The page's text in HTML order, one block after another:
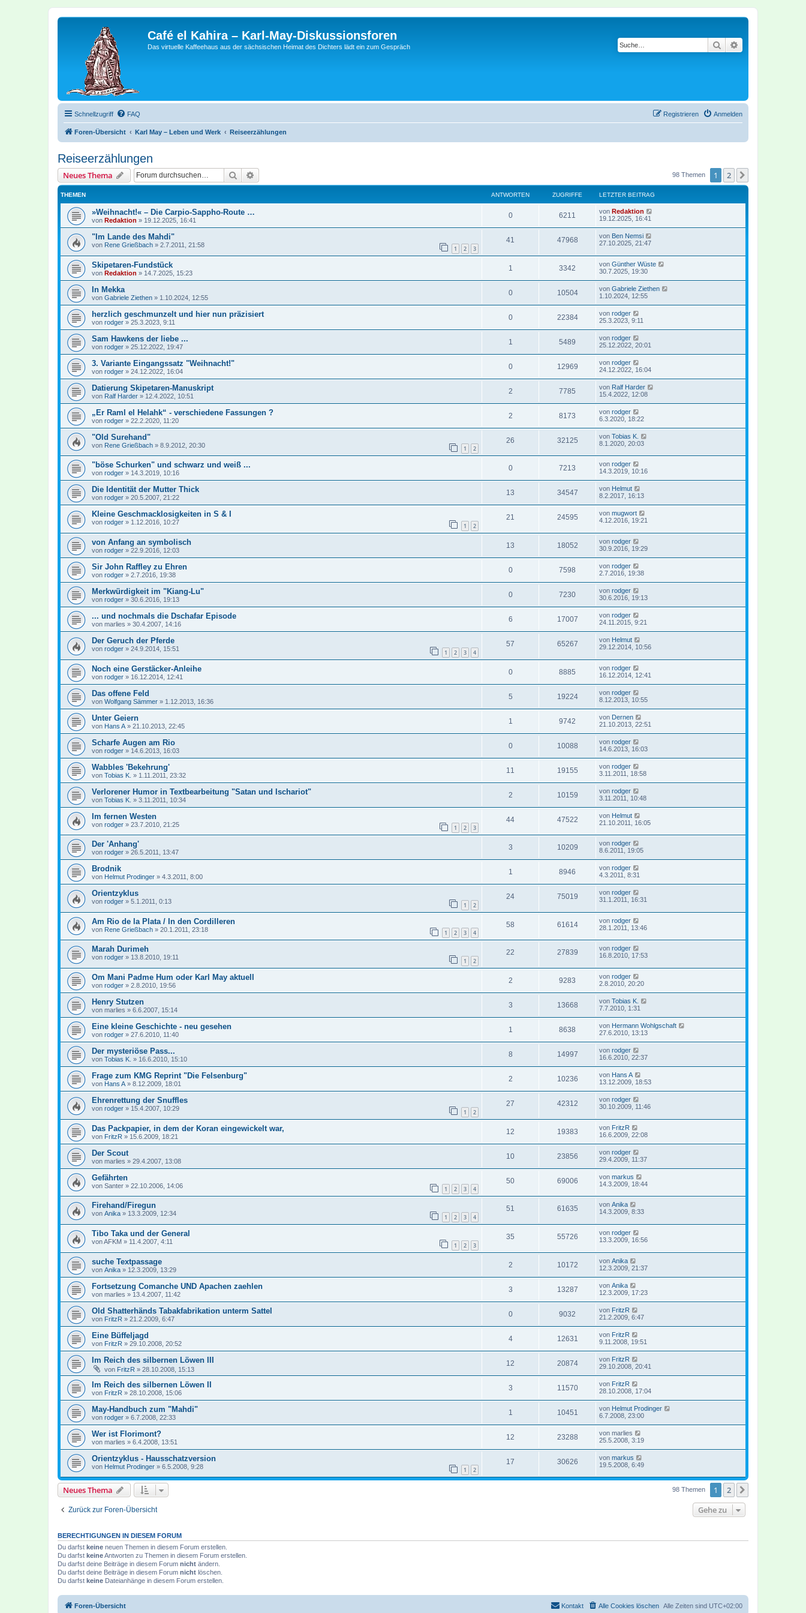
Café el Kahira – Karl-May-Diskussionsforen
Das virtuelle Kaffeehaus aus der sächsischen Heimat des Dichters lädt ein zum Gespräch Suche
Schnellzugriff FAQ Anmelden
Registrieren
Foren-Übersicht Karl May – Leben und Werk Reiseerzählungen
Reiseerzählungen
Neues Thema Suche 98 Themen 1 2
THEMEN ANTWORTEN ZUGRIFFE LETZTER BEITRAG
»Weihnacht!« – Die Carpio-Sappho-Route …
von Redaktion » 19.12.2025, 16:41
0 6211 von Redaktion
19.12.2025, 16:41
"Im Lande des Mahdi"
von Rene Grießbach » 2.7.2011, 21:58 1 2 3
41 47968 von Ben Nemsi
27.10.2025, 21:47
Skipetaren-Fundstück
von Redaktion » 14.7.2025, 15:23
1 3342 von Günther Wüste
30.7.2025, 19:30
In Mekka
von Gabriele Ziethen » 1.10.2024, 12:55
0 10504 von Gabriele Ziethen
1.10.2024, 12:55
herzlich geschmunzelt und hier nun präzisiert
von rodger » 25.3.2023, 9:11
0 22384 von rodger
25.3.2023, 9:11
Sam Hawkens der liebe ...
von rodger » 25.12.2022, 19:47
1 5489 von rodger
25.12.2022, 20:01
3. Variante Eingangssatz "Weihnacht!"
von rodger » 24.12.2022, 16:04
0 12969 von rodger
24.12.2022, 16:04
Datierung Skipetaren-Manuskript
von Ralf Harder » 12.4.2022, 10:51
2 7785 von Ralf Harder
15.4.2022, 12:08
„Er Raml el Helahk“ - verschiedene Fassungen ?
von rodger » 22.2.2020, 11:20
2 8173 von rodger
6.3.2020, 18:22
"Old Surehand"
von Rene Grießbach » 8.9.2012, 20:30 1 2
26 32125 von Tobias K.
8.1.2020, 20:03
"böse Schurken" und schwarz und weiß ...
von rodger » 14.3.2019, 10:16
0 7213 von rodger
14.3.2019, 10:16
Die Identität der Mutter Thick
von rodger » 20.5.2007, 21:22
13 34547 von Helmut
8.2.2017, 16:13
Kleine Geschmacklosigkeiten in S & I
von rodger » 1.12.2016, 10:27 1 2
21 24595 von mugwort
4.12.2016, 19:21
von Anfang an symbolisch
von rodger » 22.9.2016, 12:03
13 18052 von rodger
30.9.2016, 19:29
Sir John Raffley zu Ehren
von rodger » 2.7.2016, 19:38
0 7598 von rodger
2.7.2016, 19:38
Merkwürdigkeit im "Kiang-Lu"
von rodger » 30.6.2016, 19:13
0 7230 von rodger
30.6.2016, 19:13
... und nochmals die Dschafar Episode
von marlies » 30.4.2007, 14:16
6 17007 von rodger
24.11.2015, 9:21
Der Geruch der Pferde
von rodger » 24.9.2014, 15:51 1 2 3 4
57 65267 von Helmut
29.12.2014, 10:56
Noch eine Gerstäcker-Anleihe
von rodger » 16.12.2014, 12:41
0 8885 von rodger
16.12.2014, 12:41
Das offene Feld
von Wolfgang Sämmer » 1.12.2013, 16:36
5 19224 von rodger
8.12.2013, 10:55
Unter Geiern
von Hans A » 21.10.2013, 22:45
1 9742 von Dernen
21.10.2013, 22:51
Scharfe Augen am Rio
von rodger » 14.6.2013, 16:03
0 10088 von rodger
14.6.2013, 16:03
Wabbles 'Bekehrung'
von Tobias K. » 1.11.2011, 23:32
11 19155 von rodger
3.11.2011, 18:58
Verlorener Humor in Textbearbeitung "Satan und Ischariot"
von Tobias K. » 3.11.2011, 10:34
2 10159 von rodger
3.11.2011, 10:48
Im fernen Westen
von rodger » 23.7.2010, 21:25 1 2 3
44 47522 von Helmut
21.10.2011, 16:05
Der 'Anhang'
von rodger » 26.5.2011, 13:47
3 10209 von rodger
8.6.2011, 19:05
Brodnik
von Helmut Prodinger » 4.3.2011, 8:00
1 8946 von rodger
4.3.2011, 8:31
Orientzyklus
von rodger » 5.1.2011, 0:13 1 2
24 75019 von rodger
31.1.2011, 16:31
Am Rio de la Plata / In den Cordilleren
von Rene Grießbach » 20.1.2011, 23:18 1 2 3 4
58 61614 von rodger
28.1.2011, 13:46
Marah Durimeh
von rodger » 13.8.2010, 19:11 1 2
22 27839 von rodger
16.8.2010, 17:53
Om Mani Padme Hum oder Karl May aktuell
von rodger » 2.8.2010, 19:56
2 9283 von rodger
2.8.2010, 20:20
Henry Stutzen
von marlies » 6.6.2007, 15:14
3 13668 von Tobias K.
7.7.2010, 1:31
Eine kleine Geschichte - neu gesehen
von rodger » 27.6.2010, 11:40
1 8638 von Hermann Wohlgschaft
27.6.2010, 13:13
Der mysteriöse Pass...
von Tobias K. » 16.6.2010, 15:10
8 14997 von rodger
16.6.2010, 22:37
Frage zum KMG Reprint "Die Felsenburg"
von Hans A » 8.12.2009, 18:01
2 10236 von Hans A
13.12.2009, 18:53
Ehrenrettung der Snuffles
von rodger » 15.4.2007, 10:29 1 2
27 42312 von rodger
30.10.2009, 11:46
Das Packpapier, in dem der Koran eingewickelt war,
von FritzR » 15.6.2009, 18:21
12 19383 von FritzR
16.6.2009, 22:08
Der Scout
von marlies » 29.4.2007, 13:08
10 23856 von rodger
29.4.2009, 11:37
Gefährten
von Santer » 22.10.2006, 14:06 1 2 3 4
50 69006 von markus
14.3.2009, 18:44
Firehand/Firegun
von Anika » 13.3.2009, 12:34 1 2 3 4
51 61635 von Anika
14.3.2009, 8:33
Tibo Taka und der General
vonAFKM » 11.4.2007, 4:11 1 2 3
35 55726 von rodger
13.3.2009, 16:56
suche Textpassage
von Anika » 12.3.2009, 13:29
2 10172 von Anika
12.3.2009, 21:37
Fortsetzung Comanche UND Apachen zaehlen
von marlies » 13.4.2007, 11:42
3 13287 von Anika
12.3.2009, 17:23
Old Shatterhänds Tabakfabrikation unterm Sattel
von FritzR » 21.2.2009, 6:47
0 9032 von FritzR
21.2.2009, 6:47
Eine Büffeljagd
von FritzR » 29.10.2008, 20:52
4 12631 von FritzR
9.11.2008, 19:51
Im Reich des silbernen Löwen III
von FritzR » 28.10.2008, 15:13
12 20874 von FritzR
29.10.2008, 20:41
Im Reich des silbernen Löwen II
von FritzR » 28.10.2008, 15:06
3 11570 von FritzR
28.10.2008, 17:04
May-Handbuch zum "Mahdi"
von rodger » 6.7.2008, 22:33
1 10451 von Helmut Prodinger
6.7.2008, 23:00
Wer ist Florimont?
von marlies » 6.4.2008, 13:51
12 23288 von marlies
25.5.2008, 3:19
Orientzyklus - Hausschatzversion
von Helmut Prodinger » 6.5.2008, 9:28 1 2
17 30626 von markus
19.5.2008, 6:49
Neues Thema 98 Themen 1 2
Zurück zur Foren-Übersicht Gehe zu
BERECHTIGUNGEN IN DIESEM FORUM
Du darfst keine neuen Themen in diesem Forum erstellen.
Du darfst keineAntworten zu Themen in diesem Forum erstellen.
Du darfst deine Beiträge in diesem Forum nicht ändern.
Du darfst deine Beiträge in diesem Forum nicht löschen.
Du darfst keine Dateianhänge in diesem Forum erstellen.
Foren-Übersicht Alle Zeiten sind UTC+02:00
Alle Cookies löschen
Kontakt